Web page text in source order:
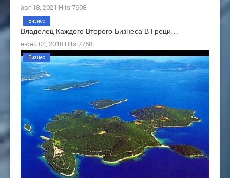
авг 18, 2021 Hits:7908
Владелец Каждого Второго Бизнеса В Греци…
июнь 04, 2018 Hits:7758
Бизнес
Бизнес